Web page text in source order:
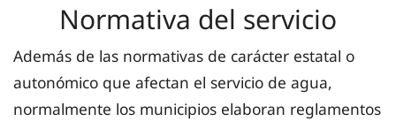
Normativa del servicio
Además de las normativas de carácter estatal o
autonómico que afectan el servicio de agua,
normalmente los municipios elaboran reglamentos